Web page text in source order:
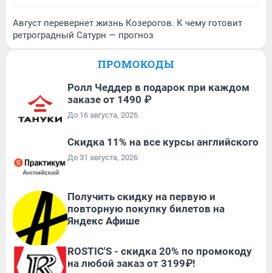
Август перевернет жизнь Козерогов. К чему готовит
ретроградный Сатурн — прогноз
ПРОМОКОДЫ
Ролл Чеддер в подарок при каждом
заказе от 1490 ₽
До 16 августа, 2026
Скидка 11% на все курсы английского
До 31 августа, 2026
Получить скидку на первую и
повторную покупку билетов на
Яндекс Афише
ROSTIC'S - скидка 20% по промокоду
на любой заказ от 3199₽!